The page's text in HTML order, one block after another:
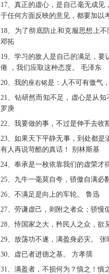
17、真正的虚心，是自己毫无成
于任何方面反映的意见，都要加以
18、为了彻底防止和克服思想上
邓拓
19、学习的敌人是自己的满足，
倦 ，我们应取这种态度。 毛泽东
20、我的座右铭是：人不可有傲气
21、钻研然而知不足，虚心是从
罗庚
22、我要做的事，不过是伸手去收
23、如果天下平静无事，到处都
有人再说苛酷的真话！ 别林斯基
24、奉承是一枚依靠我们的虚荣才
25、九牛一毫莫自夸，骄傲自满必
26、不满足是向上的车轮。 鲁迅
27、劳谦虚己，则附之者众；骄慢
28、恃国家之大，矜民人之众，欲
29、放荡功不遂，满盈身必灾。 张
30、虚已者进德之基。 方孝孺
31、满盈者，不损何为？慎之！慎